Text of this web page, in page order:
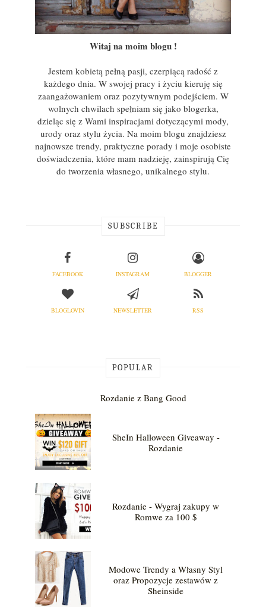
Witaj na moim blogu !
Jestem kobietą pełną pasji, czerpiącą radość z
każdego dnia. W swojej pracy i życiu kieruję się
zaangażowaniem oraz pozytywnym podejściem. W
wolnych chwilach spełniam się jako blogerka,
dzieląc się z Wami inspiracjami dotyczącymi mody,
urody oraz stylu życia. Na moim blogu znajdziesz
najnowsze trendy, praktyczne porady i moje osobiste
doświadczenia, które mam nadzieję, zainspirują Cię
do tworzenia własnego, unikalnego stylu.
SUBSCRIBE
FACEBOOK INSTAGRAM BLOGGER
BLOGLOVIN NEWSLETTER RSS
POPULAR
Rozdanie z Bang Good
SheIn Halloween Giveaway -
Rozdanie
Rozdanie - Wygraj zakupy w
Romwe za 100 $
Modowe Trendy a Własny Styl
oraz Propozycje zestawów z
Sheinside